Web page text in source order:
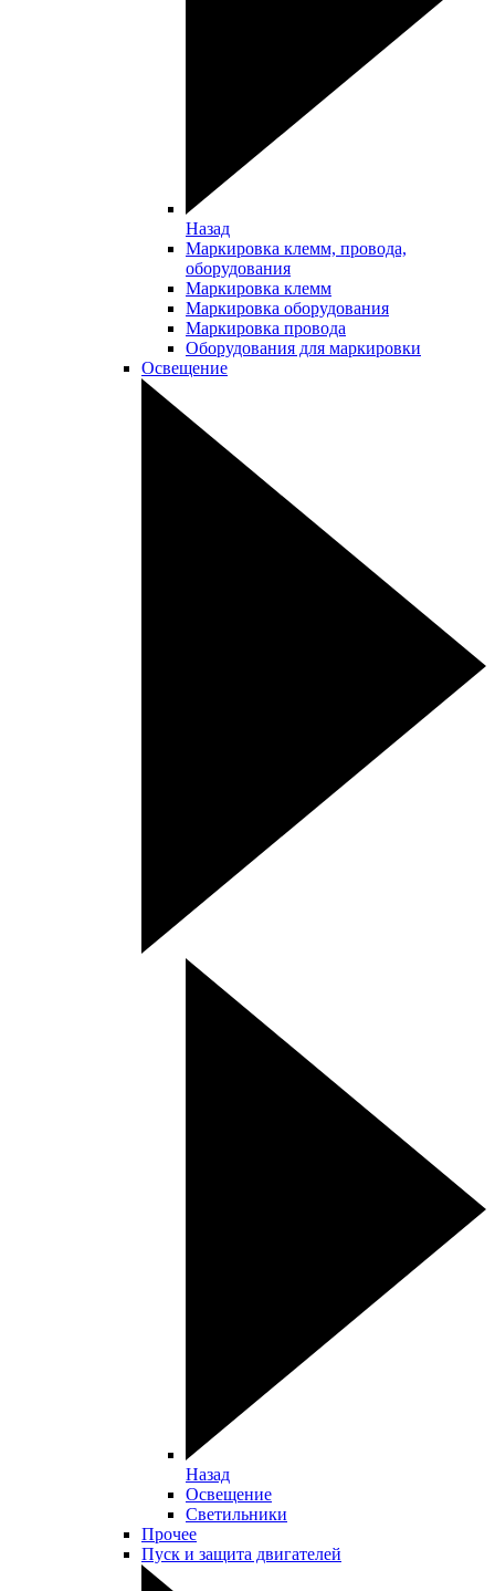
Назад
Маркировка клемм, провода,
оборудования
Маркировка клемм
Маркировка оборудования
Маркировка провода
Оборудования для маркировки
Освещение
Назад
Освещение
Светильники
Прочее
Пуск и защита двигателей